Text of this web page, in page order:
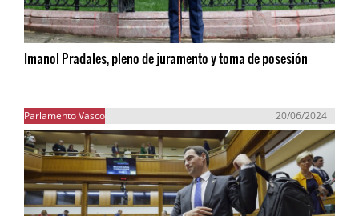
Imanol Pradales, pleno de juramento y toma de posesión
Parlamento Vasco 20/06/2024